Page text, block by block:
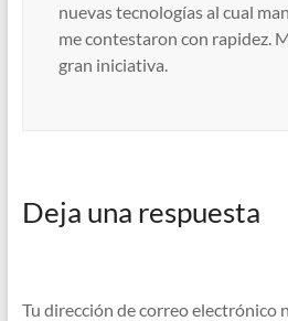
nuevas tecnologías al cual
me contestaron con rapidez.
gran iniciativa.
Deja una respuesta
Tu dirección de correo electrónico